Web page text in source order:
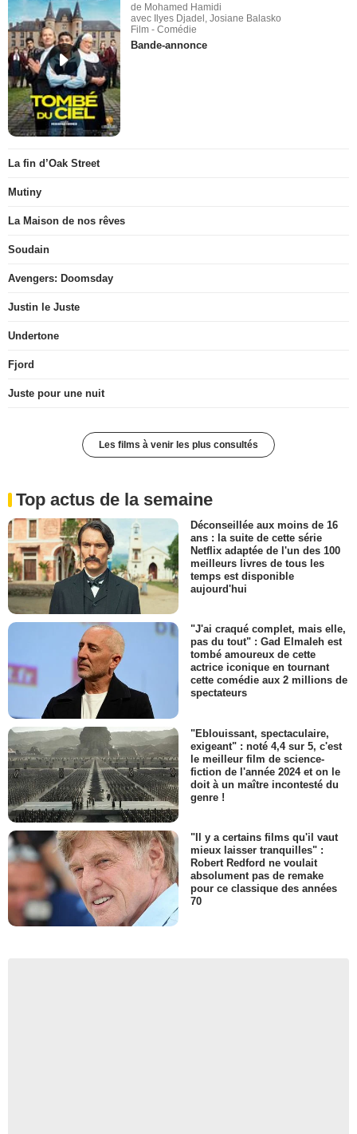
de Mohamed Hamidi
avec Ilyes Djadel, Josiane Balasko
Film - Comédie
Bande-annonce
La fin d’Oak Street
Mutiny
La Maison de nos rêves
Soudain
Avengers: Doomsday
Justin le Juste
Undertone
Fjord
Juste pour une nuit
Les films à venir les plus consultés
Top actus de la semaine
Déconseillée aux moins de 16
ans : la suite de cette série
Netflix adaptée de l'un des 100
meilleurs livres de tous les
temps est disponible
aujourd'hui
"J'ai craqué complet, mais elle,
pas du tout" : Gad Elmaleh est
tombé amoureux de cette
actrice iconique en tournant
cette comédie aux 2 millions de
spectateurs
"Eblouissant, spectaculaire,
exigeant" : noté 4,4 sur 5, c'est
le meilleur film de science-
fiction de l'année 2024 et on le
doit à un maître incontesté du
genre !
"Il y a certains films qu'il vaut
mieux laisser tranquilles" :
Robert Redford ne voulait
absolument pas de remake
pour ce classique des années
70